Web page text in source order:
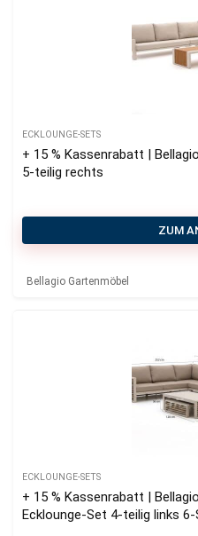
ECKLOUNGE-SETS
+ 15 % Kassenrabatt |
5-teilig rechts
ZUM
Bellagio Gartenmöbel
ECKLOUNGE-SETS
+ 15 % Kassenrabatt |
Ecklounge-Set 4-teilig links